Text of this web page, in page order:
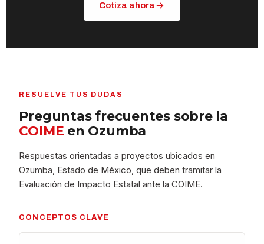
Cotiza ahora
RESUELVE TUS DUDAS
Preguntas frecuentes sobre la
COIME en Ozumba
Respuestas orientadas a proyectos ubicados en
Ozumba, Estado de México, que deben tramitar la
Evaluación de Impacto Estatal ante la COIME.
CONCEPTOS CLAVE